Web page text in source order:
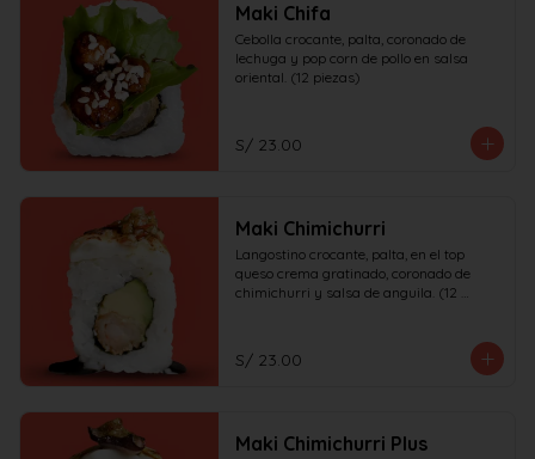
Maki Chifa
Cebolla crocante, palta, coronado de
lechuga y pop corn de pollo en salsa
oriental. (12 piezas)
S/ 23.00
Maki Chimichurri
Langostino crocante, palta, en el top
queso crema gratinado, coronado de
chimichurri y salsa de anguila. (12
S/ 23.00
Maki Chimichurri Plus